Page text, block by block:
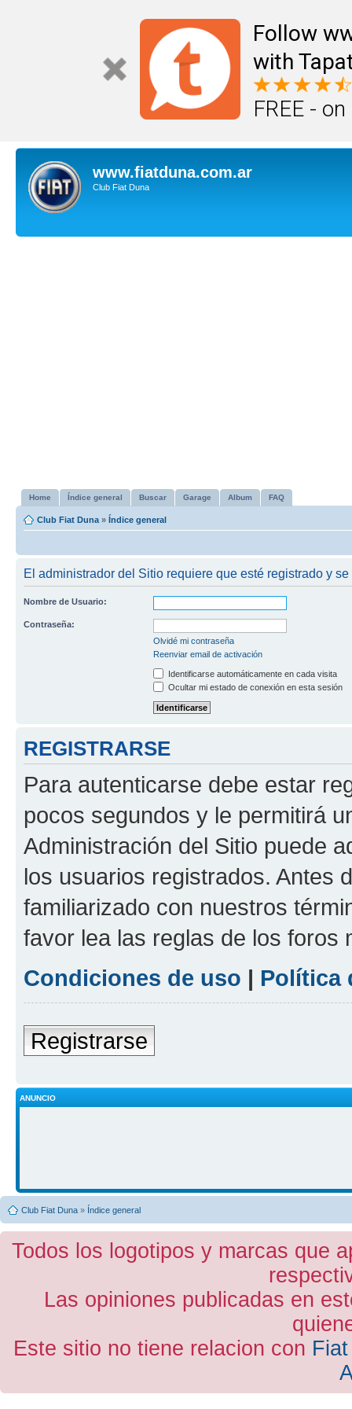
Follow
with
FREE -
www.fiatduna.com.ar
Club Fiat Duna
Home Índice general Buscar Garage Album FAQ
Club Fiat Duna » Índice general
El administrador del Sitio requiere que esté registrado y
Nombre de Usuario:
Contraseña:
Olvidé mi contraseña
Reenviar email de activación
Identificarse automáticamente en cada visita
Ocultar mi estado de conexión en esta sesión
REGISTRARSE
Para autenticarse debe estar
pocos segundos y le permitirá
Administración del Sitio puede
los usuarios registrados. Antes
familiarizado con nuestros
favor lea las reglas de los foros
Condiciones de uso | Política
Registrarse
ANUNCIO
Club Fiat Duna » Índice general
Todos los logotipos y marcas que
Las opiniones publicadas en
Este sitio no tiene relacion con